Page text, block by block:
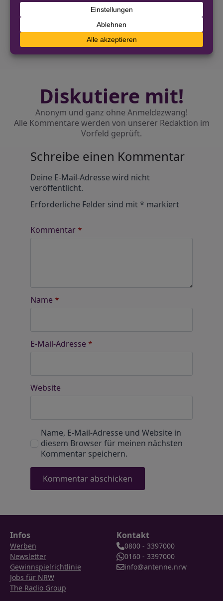
NÄCHSTER BEITRAG
Warendorf-Milte: Autofahrerin bei
Verkehrsunfall schwer verletzt
Diskutiere mit!
Anonym und ganz ohne Anmeldezwang!
Alle Kommentare werden von unserer Redaktion im
Vorfeld geprüft.
Schreibe einen Kommentar
Deine E-Mail-Adresse wird nicht
veröffentlicht.
Erforderliche Felder sind mit* markiert
Kommentar*
Name *
E-Mail-Adresse *
Website
Name, E-Mail-Adresse und Website in
diesem Browser für meinen nächsten
Kommentar speichern.
Infos
Werben
Newsletter
Gewinnspielrichtlinie
Jobs für NRW
The Radio Group
Kontakt
0800 - 3397000
0160 - 3397000
info@antenne.nrw